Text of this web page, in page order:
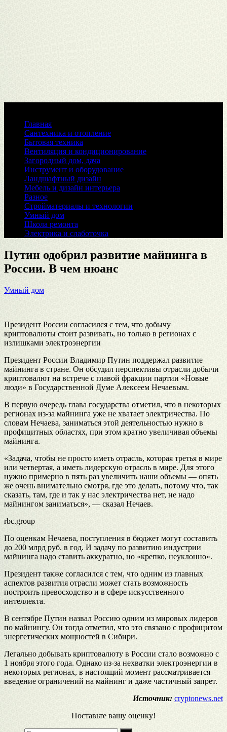
Главная
Сантехника и отопление
Бытовая техника
Вентиляция и кондиционирование
Загородный дом, дача
Инструмент и оборудование
Ландшафтный дизайн
Мебель и дизайн интерьера
Разное
Стройматериалы и технологии
Умный дом
Школа ремонта
Электрика и слаботочка
Путин одобрил развитие майнинга в
России. В чем нюанс
Умный дом
Президент России согласился с тем, что добычу
криптовалюты стоит развивать, но только в регионах с
излишками электроэнергии
Президент России Владимир Путин поддержал развитие
майнинга в стране. Он обсудил перспективы отрасли добычи
криптовалют на встрече с главой фракции партии «Новые
люди» в Государственной Думе Алексеем Нечаевым.
В первую очередь глава государства отметил, что в некоторых
регионах из-за майнинга уже не хватает электричества. По
словам Нечаева, заниматься этой деятельностью нужно в
профицитных областях, при этом кратно увеличивая объемы
майнинга.
«Задача, чтобы не просто иметь отрасль, которая третья в мире
или четвертая, а иметь лидерскую отрасль в мире. Для этого
нужно примерно в пять раз увеличить наши объемы — опять
же очень внимательно смотря, где это делать, потому что, так
сказать, там, где и так у нас электричества нет, не надо
майнингом заниматься», — сказал Нечаев.
rbc.group
По оценкам Нечаева, поступления в бюджет могут составить
до 200 млрд руб. в год. И задачу по развитию индустрии
майнинга надо ставить аккуратно, но «крепко, неуклонно».
Президент также согласился с тем, что одним из главных
аспектов развития отрасли может стать возможность
построить превосходство и в сфере искусственного
интеллекта.
В сентябре Путин назвал Россию одним из мировых лидеров
по майнингу. Он тогда отметил, что это связано с профицитом
энергетических мощностей в Сибири.
Легально добывать криптовалюту в России стало возможно с
1 ноября этого года. Однако из-за нехватки электроэнергии в
некоторых регионах, в настоящий момент рассматривается
введение ограничений на майнинг и даже частичный запрет.
Источник: cryptonews.net
Поставьте вашу оценку!